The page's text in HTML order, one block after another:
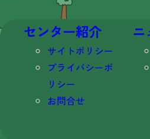
センター紹介
サイトポリシー
プライバシーポ
リシー
お問合せ
ニ